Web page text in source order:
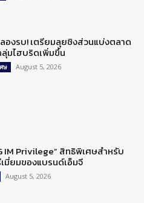
องรบ! เตรียมลุยชิงส่วนแบ่งตลาด
มไฮบริดเพิ่มขึ้น
ษ August 5, 2026
IM Privilege” สิทธิพิเศษสำหรับ
มี่ยมของแบรนด์เอ็มจี
August 5, 2026